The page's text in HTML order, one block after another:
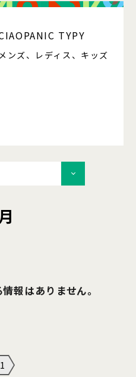
TYPY
ンズ、レディス、キッズ
報はありません。
1